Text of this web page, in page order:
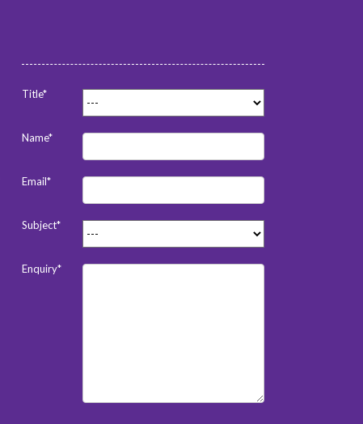
Title*
Name*
Email*
Subject*
Enquiry*